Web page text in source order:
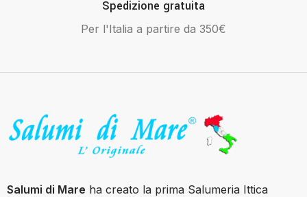
Spedizione gratuita
Per l'Italia a partire da 350€
Salumi di Mare ha creato la prima Salumeria Ittica